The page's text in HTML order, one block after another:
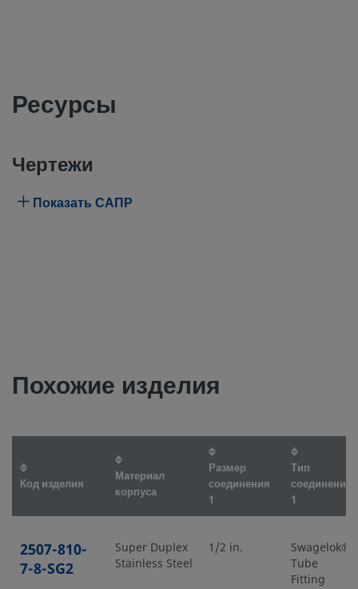
Ресурсы
Чертежи
Показать САПР
Похожие изделия
Код изделия
Материал
корпуса
Размер
соединения
1
Тип
соединения
1
2507-810-
7-8-SG2
Super Duplex
Stainless Steel
1/2 in.
Swagelok®
Tube
Fitting